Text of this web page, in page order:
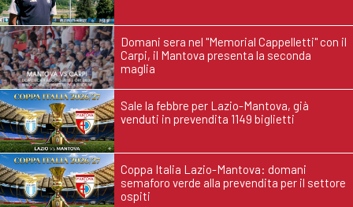
Domani sera nel "Memorial Cappelletti" con il
Carpi, il Mantova presenta la seconda
maglia
Sale la febbre per Lazio-Mantova, già
venduti in prevendita 1149 biglietti
Coppa Italia Lazio-Mantova: domani
semaforo verde alla prevendita per il settore
ospiti